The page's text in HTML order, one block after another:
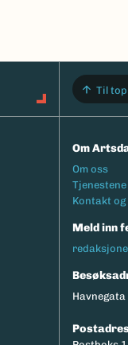
Til
Om
Om oss
Kontakt og
Meld inn